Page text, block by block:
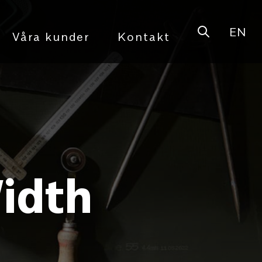
Våra kunder Kontakt OpenEN